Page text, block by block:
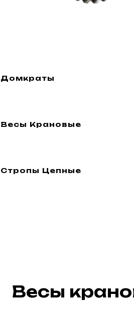
Домкраты
Весы Крановые
Стропы Цепные
Весы